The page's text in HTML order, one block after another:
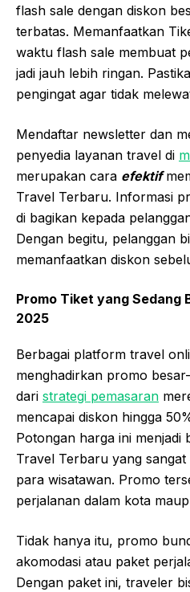
flash sale dengan diskon
terbatas. Memanfaatkan
waktu flash sale membuat
jadi jauh lebih ringan.
pengingat agar tidak
Mendaftar newsletter dan
penyedia layanan travel di
merupakan cara efektif
Travel Terbaru. Informasi
di bagikan kepada
Dengan begitu, pelanggan
memanfaatkan diskon
Promo Tiket yang Sedang
2025
Berbagai platform travel
menghadirkan promo
dari strategi pemasaran
mencapai diskon hingga
Potongan harga ini menjadi
Travel Terbaru yang
para wisatawan. Promo
perjalanan dalam kota
Tidak hanya itu, promo
akomodasi atau paket
Dengan paket ini, traveler